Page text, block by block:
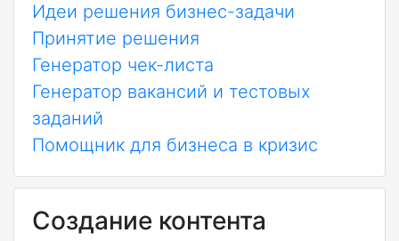
Идеи решения бизнес-задачи
Принятие решения
Генератор чек-листа
Генератор вакансий и тестовых
заданий
Помощник для бизнеса в кризис
Создание контента